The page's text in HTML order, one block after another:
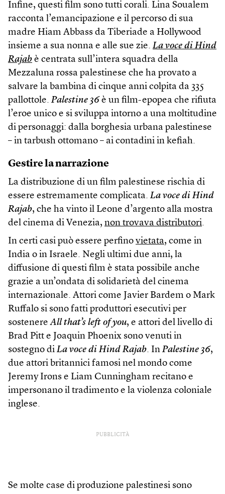
Infine, questi film sono tutti corali. Lina Soualem
racconta l’emancipazione e il percorso di sua
madre Hiam Abbass da Tiberiade a Hollywood
insieme a sua nonna e alle sue zie. La voce di Hind
Rajab è centrata sull’intera squadra della
Mezzaluna rossa palestinese che ha provato a
salvare la bambina di cinque anni colpita da 335
pallottole. Palestine 36 è un film-epopea che rifiuta
l’eroe unico e si sviluppa intorno a una moltitudine
di personaggi: dalla borghesia urbana palestinese
– in tarbush ottomano – ai contadini in kefiah.
Gestire la narrazione
La distribuzione di un film palestinese rischia di
essere estremamente complicata. La voce di Hind
Rajab, che ha vinto il Leone d’argento alla mostra
del cinema di Venezia, non trovava distributori.
In certi casi può essere perfino vietata, come in
India o in Israele. Negli ultimi due anni, la
diffusione di questi film è stata possibile anche
grazie a un’ondata di solidarietà del cinema
internazionale. Attori come Javier Bardem o Mark
Ruffalo si sono fatti produttori esecutivi per
sostenereAll that’s left of you, e attori del livello di
Brad Pitt e Joaquin Phoenix sono venuti in
sostegno di La voce di Hind Rajab. In Palestine 36,
due attori britannici famosi nel mondo come
Jeremy Irons e Liam Cunningham recitano e
impersonano il tradimento e la violenza coloniale
inglese.
PUBBLICITÀ
Se molte case di produzione palestinesi sono